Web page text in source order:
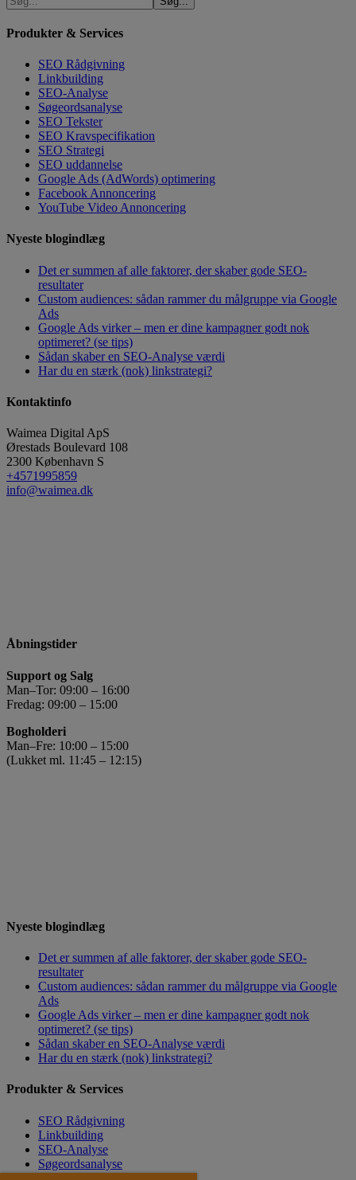
Produkter & Services
SEO Rådgivning
Linkbuilding
SEO-Analyse
Søgeordsanalyse
SEO Tekster
SEO Kravspecifikation
SEO Strategi
SEO uddannelse
Google Ads (AdWords) optimering
Facebook Annoncering
YouTube Video Annoncering
Nyeste blogindlæg
Det er summen af alle faktorer, der skaber gode SEO-
resultater
Custom audiences: sådan rammer du målgruppe via Google
Ads
Google Ads virker – men er dine kampagner godt nok
optimeret? (se tips)
Sådan skaber en SEO-Analyse værdi
Har du en stærk (nok) linkstrategi?
Kontaktinfo
Waimea Digital ApS
Ørestads Boulevard 108
2300 København S
+4571995859
info@waimea.dk
Åbningstider
Support og Salg
Man–Tor: 09:00 – 16:00
Fredag: 09:00 – 15:00
Bogholderi
Man–Fre: 10:00 – 15:00
(Lukket ml. 11:45 – 12:15)
Nyeste blogindlæg
Det er summen af alle faktorer, der skaber gode SEO-
resultater
Custom audiences: sådan rammer du målgruppe via Google
Ads
Google Ads virker – men er dine kampagner godt nok
optimeret? (se tips)
Sådan skaber en SEO-Analyse værdi
Har du en stærk (nok) linkstrategi?
Produkter & Services
SEO Rådgivning
Linkbuilding
SEO-Analyse
Søgeordsanalyse